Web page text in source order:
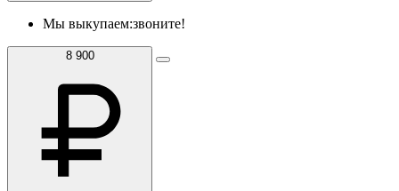
Мы выкупаем:звоните!
8 900